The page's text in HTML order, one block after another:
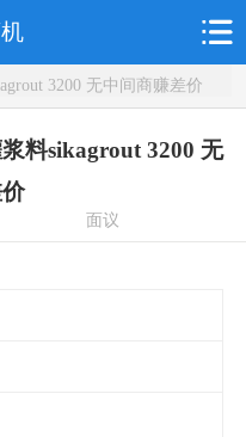
3200 无中间商赚差价
料sikagrout 3200 无
面议